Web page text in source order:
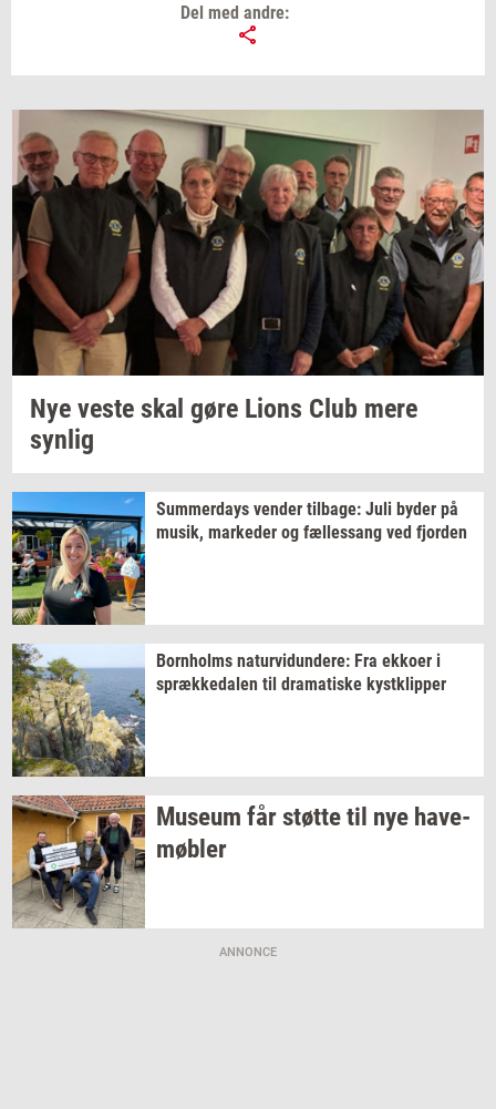
Del med andre:
Nye veste skal gøre Lions Club mere
syn­lig
Sum­mer­days ven­der til­ba­ge: Juli byder på
musik, mar­ke­der og fæl­les­sang ved fjor­den
Born­holms na­tur­vi­dun­de­re: Fra ek­ko­er i
spræk­ke­da­len til dra­ma­ti­ske kyst­klip­per
Mu­se­um fårstøt­tetil nye ha­ve­
møb­ler
ANNONCE